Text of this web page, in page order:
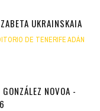
UKRAINSKAIA
DE TENERIFE ADÁN
NOVOA -